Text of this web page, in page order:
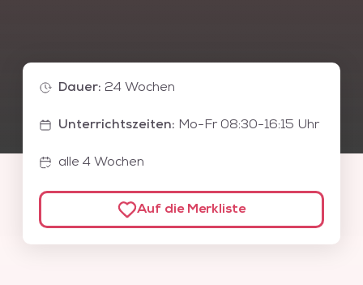
zusammenspielen.
Diese New Work Weiterbildung setzt sich aus den
Die Einzelkurse können je nach Bedarf ausgetauscht
Dauer: 24 Wochen
Unterrichtszeiten: Mo-Fr 08:30-16:15 Uhr
alle 4 Wochen
Auf die Merkliste